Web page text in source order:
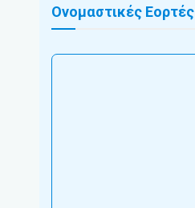
Ονομαστικές Εορτές